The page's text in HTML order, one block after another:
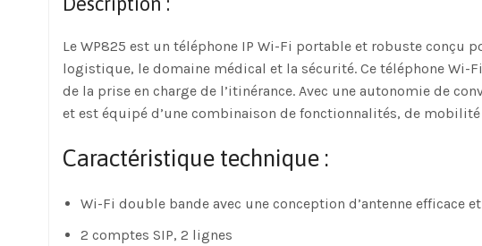
Le WP825 est un téléphone IP Wi-Fi portable et robuste conçu
logistique, le domaine médical et la sécurité. Ce téléphone Wi-
de la prise en charge de l’itinérance. Avec une autonomie de
et est équipé d’une combinaison de fonctionnalités, de
Caractéristique technique :
Wi-Fi double bande avec une conception d’antenne efficace
2 comptes SIP, 2 lignes